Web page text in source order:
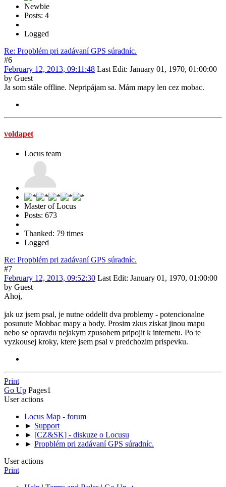
Newbie
Posts: 4
Logged
Re: Propblém pri zadávaní GPS súradníc.
#6
February 12, 2013, 09:11:48 Last Edit: January 01, 1970, 01:00:00
by Guest
Ja som stále offline. Nepripájam sa. Mám mapy len cez mobac.
voldapet
Locus team
Master of Locus
Posts: 673
Thanked: 79 times
Logged
Re: Propblém pri zadávaní GPS súradníc.
#7
February 12, 2013, 09:52:30 Last Edit: January 01, 1970, 01:00:00
by Guest
Ahoj,
jak uz jsem psal, je nutne oddelit dva problemy - potencionalne
posunute Mobbac mapy a body. Prosim zkus ziskat jinou mapu
nebo se opravdu nejakym zpusobem pripojit k internetu. Po te
vyzkousej kroky, ktere jsem psal v predchozim prispevku.
Print
Go Up Pages1
User actions
Locus Map - forum
► Support
► [CZ&SK] - diskuze o Locusu
► Propblém pri zadávaní GPS súradníc.
User actions
Print